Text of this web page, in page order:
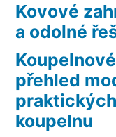
Kovové
a odolné
přehled
koupelnu